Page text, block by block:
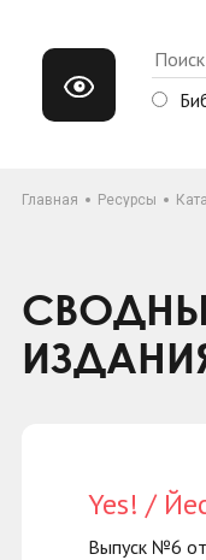
Главная Ресурсы
Yes! /
Выпуск №6